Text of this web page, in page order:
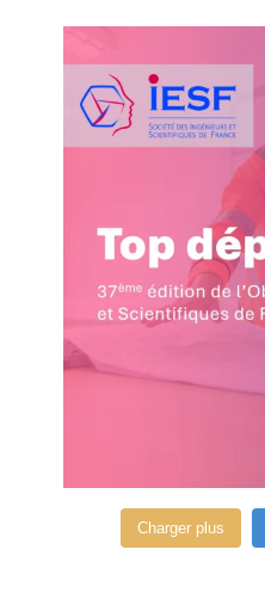
Charger plus